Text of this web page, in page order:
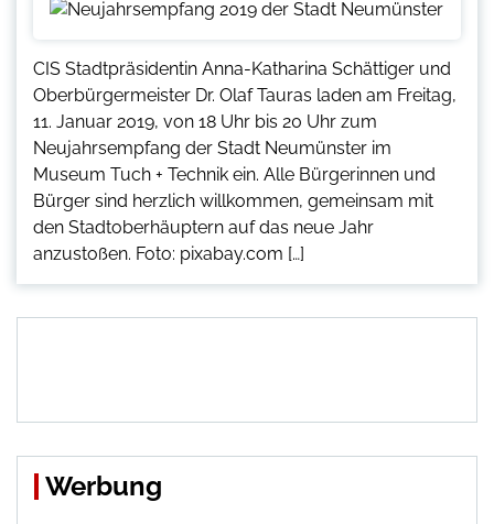
CIS Stadtpräsidentin Anna-Katharina Schättiger und
Oberbürgermeister Dr. Olaf Tauras laden am Freitag,
11. Januar 2019, von 18 Uhr bis 20 Uhr zum
Neujahrsempfang der Stadt Neumünster im
Museum Tuch + Technik ein. Alle Bürgerinnen und
Bürger sind herzlich willkommen, gemeinsam mit
den Stadtoberhäuptern auf das neue Jahr
anzustoßen. Foto: pixabay.com […]
Werbung